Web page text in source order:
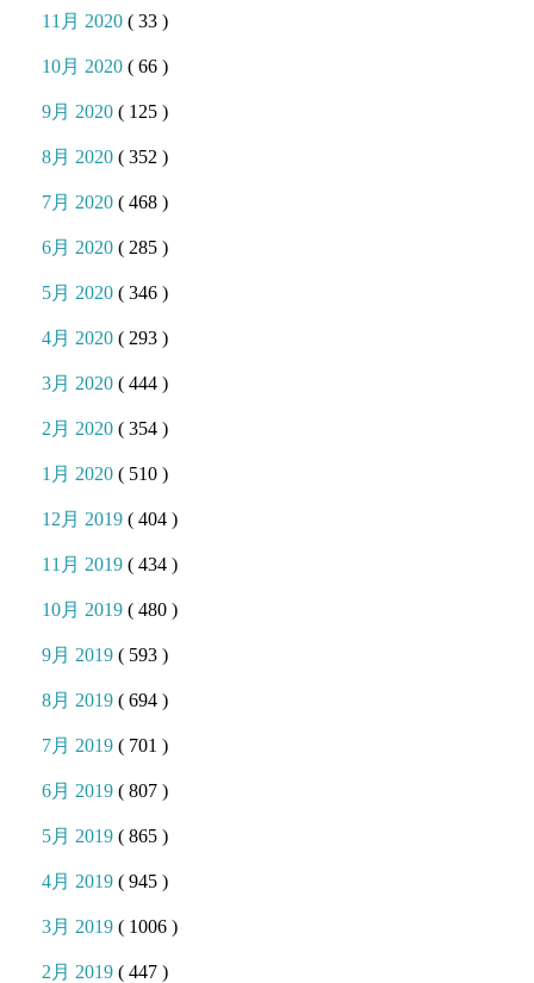
11月 2020( 33 )
10月 2020( 66 )
9月 2020( 125 )
8月 2020( 352 )
7月 2020( 468 )
6月 2020( 285 )
5月 2020( 346 )
4月 2020( 293 )
3月 2020( 444 )
2月 2020( 354 )
1月 2020( 510 )
12月 2019( 404 )
11月 2019( 434 )
10月 2019( 480 )
9月 2019( 593 )
8月 2019( 694 )
7月 2019( 701 )
6月 2019( 807 )
5月 2019( 865 )
4月 2019( 945 )
3月 2019( 1006 )
2月 2019( 447 )